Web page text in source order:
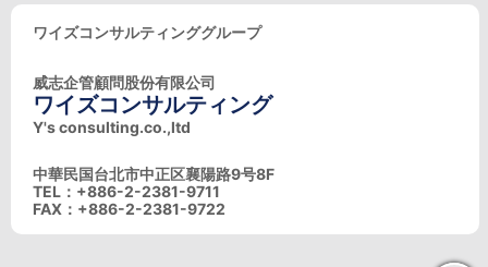
ワイズコンサルティンググループ
威志企管顧問股份有限公司
ワイズコンサルティング
Y's consulting.co.,ltd
中華民国台北市中正区襄陽路9号8F
TEL：+886-2-2381-9711
FAX：+886-2-2381-9722